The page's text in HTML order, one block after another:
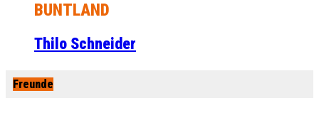
BUNTLAND
Thilo Schneider
Freunde